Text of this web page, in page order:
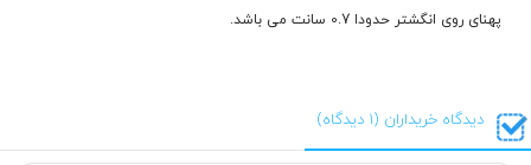
پهنای روی انگشتر حدودا 0.7 سانت می باشد.
دیدگاه خریداران (1 دیدگاه)